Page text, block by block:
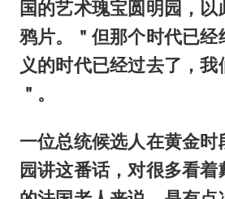
国的艺术瑰宝圆明园，
鸦片。＂但那个时代已经
义的时代已经过去了，
＂。
一位总统候选人在黄金时
园讲这番话，对很多看